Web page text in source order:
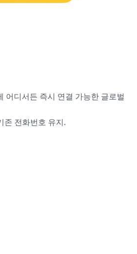
어디서든 즉시 연결 가능한 글로벌
존 전화번호 유지.